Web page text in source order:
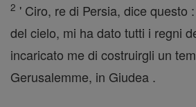
2 ' Ciro, re di Persia, dice questo
del cielo, mi ha dato tutti i regni
incaricato me di costruirgli un
Gerusalemme, in Giudea .